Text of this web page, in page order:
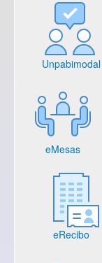
Unpabimodal
eMesas
eRecibo